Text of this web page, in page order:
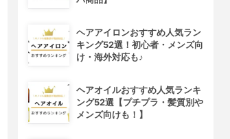
ヘアアイロンおすすめ人気ラン
キング52選！初心者・メンズ向
け・海外対応も♪
ヘアオイルおすすめ人気ランキ
ング52選【プチプラ・髪質別や
メンズ向けも！】